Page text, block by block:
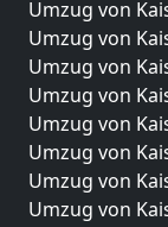
Umzug von
Umzug von
Umzug von
Umzug von
Umzug von
Umzug von
Umzug von
Umzug von